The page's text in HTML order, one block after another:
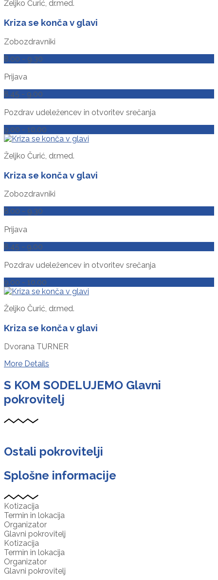
Željko Čurić, dr.med.
Kriza se konča v glavi
Zobozdravniki
8.00 - 9.30
Prijava
8.45 - 9.00
Pozdrav udeležencev in otvoritev srečanja
9.00 - 10.00
Željko Čurić, dr.med.
Kriza se konča v glavi
Zobozdravniki
8.00 - 9.30
Prijava
8.45 - 9.00
Pozdrav udeležencev in otvoritev srečanja
9.00 - 10.00
Željko Čurić, dr.med.
Kriza se konča v glavi
Dvorana TURNER
More Details
S KOM SODELUJEMO Glavni
pokrovitelj
Ostali pokrovitelji
Splošne informacije
Kotizacija
Termin in lokacija
Organizator
Glavni pokrovitelj
Kotizacija
Termin in lokacija
Organizator
Glavni pokrovitelj